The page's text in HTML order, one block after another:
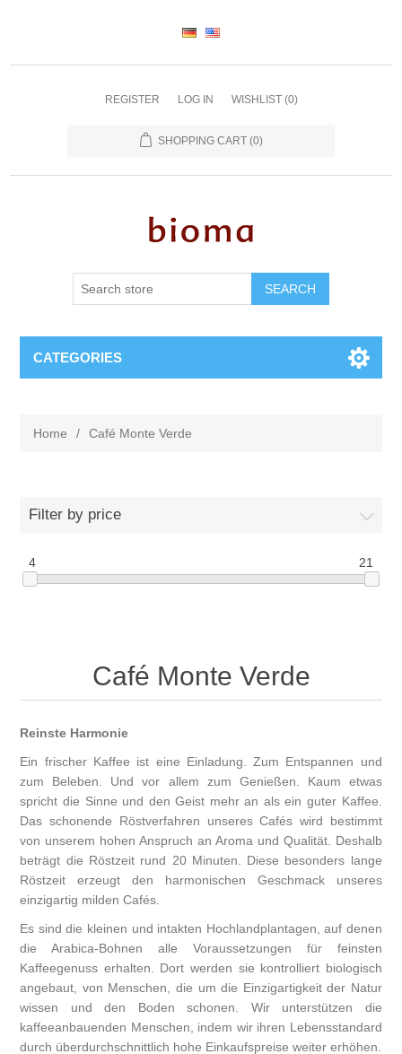
REGISTER LOG IN WISHLIST (0)
SHOPPING CART (0)
SEARCH
CATEGORIES
Home / Café Monte Verde
Filter by price
4 21
Café Monte Verde
Reinste Harmonie
Ein frischer Kaffee ist eine Einladung. Zum Entspannen und
zum Beleben. Und vor allem zum Genießen. Kaum etwas
spricht die Sinne und den Geist mehr an als ein guter Kaffee.
Das schonende Röstverfahren unseres Cafés wird bestimmt
von unserem hohen Anspruch an Aroma und Qualität. Deshalb
beträgt die Röstzeit rund 20 Minuten. Diese besonders lange
Röstzeit erzeugt den harmonischen Geschmack unseres
einzigartig milden Cafés.
Es sind die kleinen und intakten Hochlandplantagen, auf denen
die Arabica-Bohnen alle Voraussetzungen für feinsten
Kaffeegenuss erhalten. Dort werden sie kontrolliert biologisch
angebaut, von Menschen, die um die Einzigartigkeit der Natur
wissen und den Boden schonen. Wir unterstützen die
kaffeeanbauenden Menschen, indem wir ihren Lebensstandard
durch überdurchschnittlich hohe Einkaufspreise weiter erhöhen.